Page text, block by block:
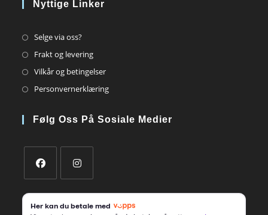
Nyttige Linker
Selge via oss?Opens
in
Frakt og leveringOpens
in
tab
Vilkår og betingelserOpens
in
new
PersonvernerklæringOpens
a
Følg Oss På Sosiale Medier
in
in